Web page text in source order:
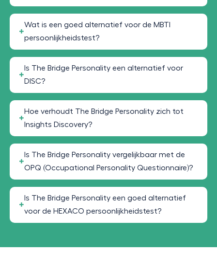
Wat is een goed alternatief voor de MBTI
persoonlijkheidstest?
Is The Bridge Personality een alternatief voor
DISC?
Hoe verhoudt The Bridge Personality zich tot
Insights Discovery?
Is The Bridge Personality vergelijkbaar met de
OPQ (Occupational Personality Questionnaire)?
Is The Bridge Personality een goed alternatief
voor de HEXACO persoonlijkheidstest?